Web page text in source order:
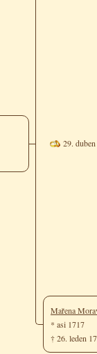
29.
Mařena
* asi 1717
† 26. leden